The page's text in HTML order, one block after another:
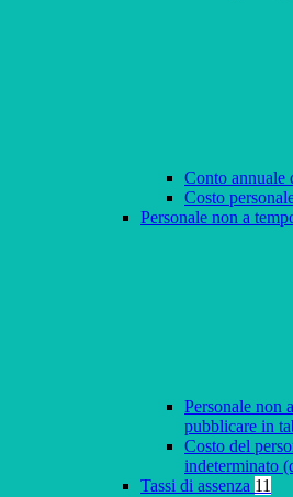
Conto annuale
Costo
Personale non a
Personale non
pubblicare in
Costo del
indeterminato
Tassi di assenza 11